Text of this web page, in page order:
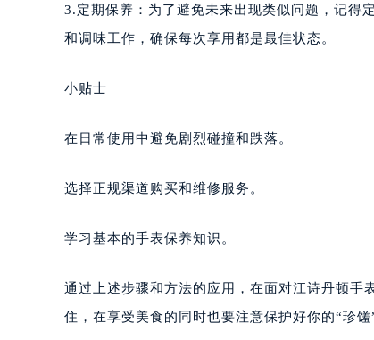
3.定期保养：为了避免未来出现类似问题，记得
和调味工作，确保每次享用都是最佳状态。
小贴士
在日常使用中避免剧烈碰撞和跌落。
选择正规渠道购买和维修服务。
学习基本的手表保养知识。
通过上述步骤和方法的应用，在面对江诗丹顿手
住，在享受美食的同时也要注意保护好你的“珍